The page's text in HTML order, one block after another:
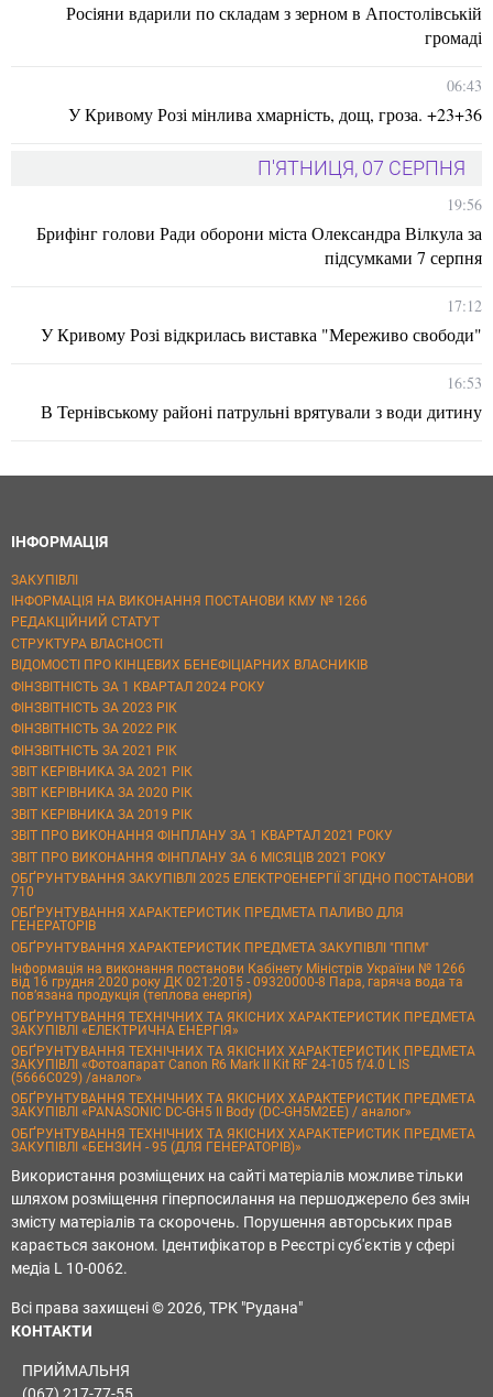
Росіяни вдарили по складам з зерном в Апостолівській
громаді
06:43
У Кривому Розі мінлива хмарність, дощ, гроза. +23+36
П'ЯТНИЦЯ, 07 СЕРПНЯ
19:56
Брифінг голови Ради оборони міста Олександра Вілкула за
підсумками 7 серпня
17:12
У Кривому Розі відкрилась виставка "Мереживо свободи"
16:53
В Тернівському районі патрульні врятували з води дитину
ІНФОРМАЦІЯ
ЗАКУПІВЛІ
ІНФОРМАЦІЯ НА ВИКОНАННЯ ПОСТАНОВИ КМУ № 1266
РЕДАКЦІЙНИЙ СТАТУТ
СТРУКТУРА ВЛАСНОСТІ
ВІДОМОСТІ ПРО КІНЦЕВИХ БЕНЕФІЦІАРНИХ ВЛАСНИКІВ
ФІНЗВІТНІСТЬ ЗА 1 КВАРТАЛ 2024 РОКУ
ФІНЗВІТНІСТЬ ЗА 2023 РІК
ФІНЗВІТНІСТЬ ЗА 2022 РІК
ФІНЗВІТНІСТЬ ЗА 2021 РІК
ЗВІТ КЕРІВНИКА ЗА 2021 РІК
ЗВІТ КЕРІВНИКА ЗА 2020 РІК
ЗВІТ КЕРІВНИКА ЗА 2019 РІК
ЗВІТ ПРО ВИКОНАННЯ ФІНПЛАНУ ЗА 1 КВАРТАЛ 2021 РОКУ
ЗВІТ ПРО ВИКОНАННЯ ФІНПЛАНУ ЗА 6 МІСЯЦІВ 2021 РОКУ
ОБҐРУНТУВАННЯ ЗАКУПІВЛІ 2025 ЕЛЕКТРОЕНЕРГІЇ ЗГІДНО ПОСТАНОВИ
710
ОБҐРУНТУВАННЯ ХАРАКТЕРИСТИК ПРЕДМЕТА ПАЛИВО ДЛЯ
ГЕНЕРАТОРІВ
ОБҐРУНТУВАННЯ ХАРАКТЕРИСТИК ПРЕДМЕТА ЗАКУПІВЛІ "ППМ"
Інформація на виконання постанови Кабінету Міністрів України № 1266
від 16 грудня 2020 року ДК 021:2015 - 09320000-8 Пара, гаряча вода та
пов’язана продукція (теплова енергія)
ОБҐРУНТУВАННЯ ТЕХНІЧНИХ ТА ЯКІСНИХ ХАРАКТЕРИСТИК ПРЕДМЕТА
ЗАКУПІВЛІ «ЕЛЕКТРИЧНА ЕНЕРГІЯ»
ОБҐРУНТУВАННЯ ТЕХНІЧНИХ ТА ЯКІСНИХ ХАРАКТЕРИСТИК ПРЕДМЕТА
ЗАКУПІВЛІ «Фотоапарат Canon R6 Mark II Kit RF 24-105 f/4.0 L IS
(5666C029) /аналог»
ОБҐРУНТУВАННЯ ТЕХНІЧНИХ ТА ЯКІСНИХ ХАРАКТЕРИСТИК ПРЕДМЕТА
ЗАКУПІВЛІ «PANASONIC DC-GH5 II Body (DC-GH5M2EE) / аналог»
ОБҐРУНТУВАННЯ ТЕХНІЧНИХ ТА ЯКІСНИХ ХАРАКТЕРИСТИК ПРЕДМЕТА
ЗАКУПІВЛІ «БЕНЗИН - 95 (ДЛЯ ГЕНЕРАТОРІВ)»
Використання розміщених на сайті матеріалів можливе тільки
шляхом розміщення гіперпосилання на першоджерело без змін
змісту матеріалів та скорочень. Порушення авторських прав
карається законом. Ідентифікатор в Реєстрі суб'єктів у сфері
медіа L 10-0062.
Всі права захищені © 2026, ТРК "Рудана"
КОНТАКТИ
ПРИЙМАЛЬНЯ
(067) 217-77-55